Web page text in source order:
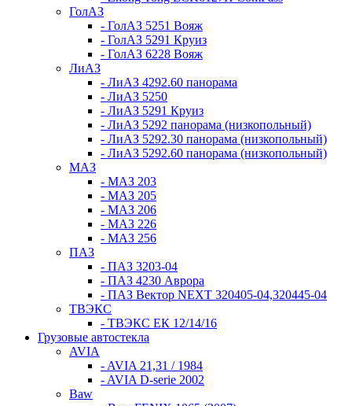
ГолАЗ
- ГолАЗ 5251 Вояж
- ГолАЗ 5291 Круиз
- ГолАЗ 6228 Вояж
ЛиАЗ
- ЛиАЗ 4292.60 панорама
- ЛиАЗ 5250
- ЛиАЗ 5291 Круиз
- ЛиАЗ 5292 панорама (низкопольный)
- ЛиАЗ 5292.30 панорама (низкопольный)
- ЛиАЗ 5292.60 панорама (низкопольный)
МАЗ
- МАЗ 203
- МАЗ 205
- МАЗ 206
- МАЗ 226
- МАЗ 256
ПАЗ
- ПАЗ 3203-04
- ПАЗ 4230 Аврора
- ПАЗ Вектор NEXT 320405-04,320445-04
ТВЭКС
- ТВЭКС ЕК 12/14/16
Грузовые автостекла
AVIA
- AVIA 21,31 / 1984
- AVIA D-serie 2002
Baw